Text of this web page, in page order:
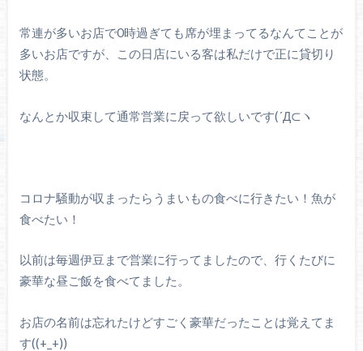
常連が多いお店で0時過ぎても席が埋まってるなんてことが
多いお店ですが、この日店にいる客は私だけで正に貸切り
状態。
なんとか収束して通常営業に戻って欲しいです(´Д⊂ヽ
コロナ騒動が収まったらうまいもの食べに行きたい！魚が
食べたい！
以前は毎週伊豆まで営業に行ってましたので、行くたびに
豪華な昼ご飯を食べてました。
お店の名前は忘れたけどすごく豪華だったことは覚えてま
す((+_+))